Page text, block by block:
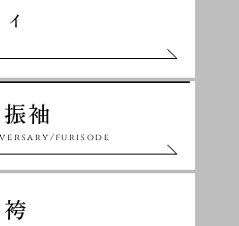
袖
furisode